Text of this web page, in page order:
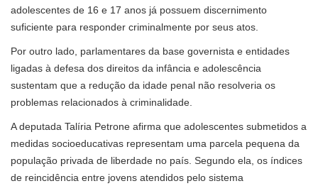
adolescentes de 16 e 17 anos já possuem discernimento
suficiente para responder criminalmente por seus atos.
Por outro lado, parlamentares da base governista e entidades
ligadas à defesa dos direitos da infância e adolescência
sustentam que a redução da idade penal não resolveria os
problemas relacionados à criminalidade.
A deputada Talíria Petrone afirma que adolescentes submetidos a
medidas socioeducativas representam uma parcela pequena da
população privada de liberdade no país. Segundo ela, os índices
de reincidência entre jovens atendidos pelo sistema